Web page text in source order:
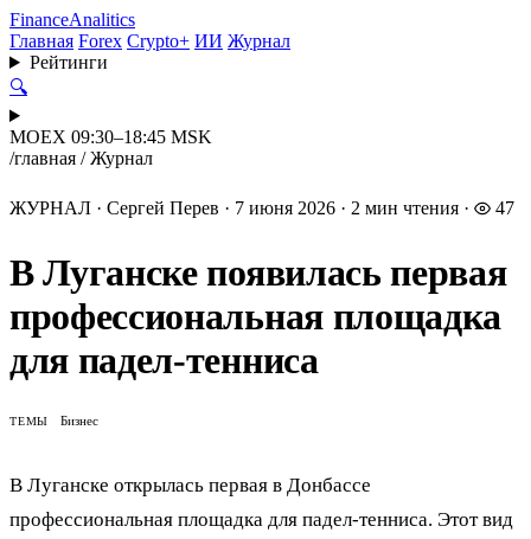
FinanceAnalitics
Главная Forex Crypto+ ИИ Журнал
Рейтинги
🔍
MOEX 09:30–18:45 MSK
/главная / Журнал
ЖУРНАЛ · Сергей Перев · 7 июня 2026 · 2 мин чтения · 47
В Луганске появилась первая
профессиональная площадка
для падел-тенниса
ТЕМЫ Бизнес
В Луганске открылась первая в Донбассе
профессиональная площадка для падел-тенниса. Этот вид